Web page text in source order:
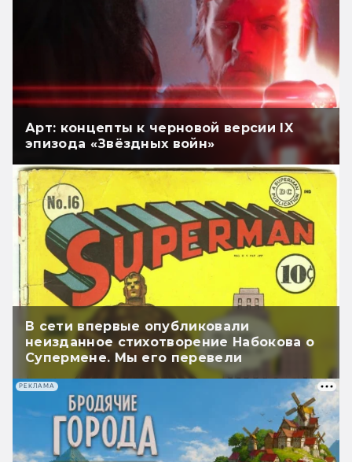
Арт: концепты к черновой версии IX
эпизода «Звёздных войн»
В сети впервые опубликовали
неизданное стихотворение Набокова о
Супермене. Мы его перевели
РЕКЛАМА